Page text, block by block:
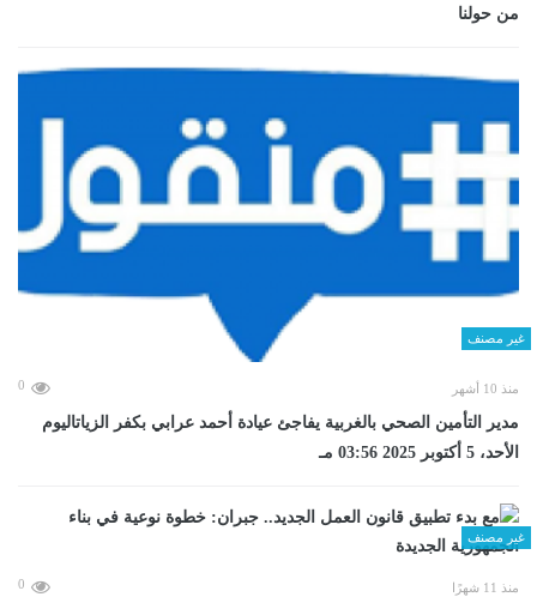
من حولنا
غير مصنف
منذ 10 أشهر 0
مدير التأمين الصحي بالغربية يفاجئ عيادة أحمد عرابي بكفر الزياتاليوم
الأحد، 5 أكتوبر 2025 03:56 مـ
غير مصنف
منذ 11 شهرًا 0